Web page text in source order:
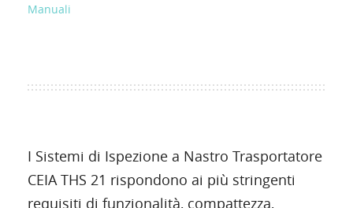
Manuali
I Sistemi di Ispezione a Nastro Trasportatore
CEIA THS 21 rispondono ai più stringenti
requisiti di funzionalità, compattezza,